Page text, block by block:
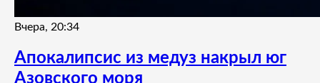
Вчера, 20:34
Апокалипсис из медуз накрыл юг
Азовского моря